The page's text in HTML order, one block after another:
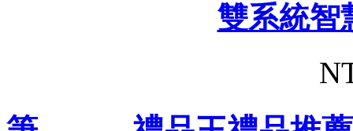
雙系統智